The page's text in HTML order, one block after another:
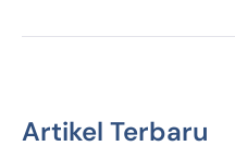
Artikel Terbaru